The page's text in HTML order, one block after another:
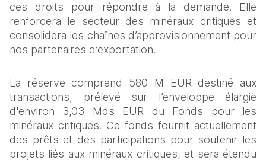
ces droits pour répondre à la demande. Elle
renforcera le secteur des minéraux critiques et
consolidera les chaînes d’approvisionnement pour
nos partenaires d’exportation.
La réserve comprend 580 M EUR destiné aux
transactions, prélevé sur l’enveloppe élargie
d'environ 3,03 Mds EUR du Fonds pour les
minéraux critiques. Ce fonds fournit actuellement
des prêts et des participations pour soutenir les
projets liés aux minéraux critiques, et sera étendu